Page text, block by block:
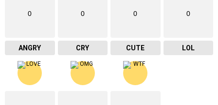
0
ANGRY
0
CRY
0
CUTE
0
LOL